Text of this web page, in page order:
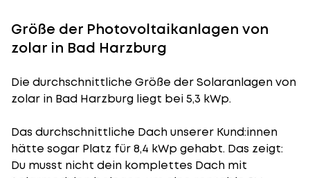
Größe der Photovoltaikanlagen von
zolar in Bad Harzburg
Die durchschnittliche Größe der Solaranlagenvon
zolar in Bad Harzburg liegt bei 5,3 kWp.
Das durchschnittliche Dach unserer Kund:innen
hätte sogar Platz für 8,4 kWp gehabt. Das zeigt:
Du musst nicht dein komplettes Dach mit